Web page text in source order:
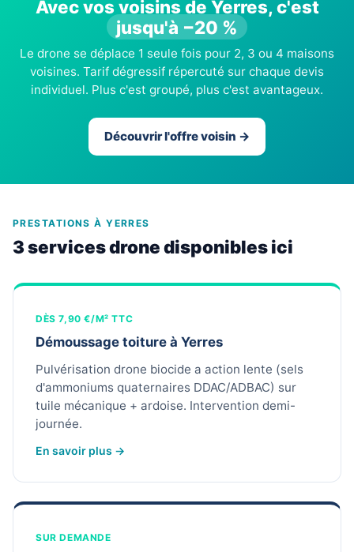
Avec vos voisins de Yerres, c'est
jusqu'à −20 %
Le drone se déplace 1 seule fois pour 2, 3 ou 4 maisons
voisines. Tarif dégressif répercuté sur chaque devis
individuel. Plus c'est groupé, plus c'est avantageux.
Découvrir l'offre voisin →
PRESTATIONS À YERRES
3 services drone disponibles ici
DÈS 7,90 €/M² TTC
Démoussage toiture à Yerres
Pulvérisation drone biocide a action lente (sels
d'ammoniums quaternaires DDAC/ADBAC) sur
tuile mécanique + ardoise. Intervention demi-
journée.
En savoir plus →
SUR DEMANDE